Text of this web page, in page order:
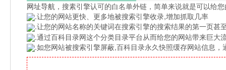
网址导航 ，搜素引擎认可的白名单外链，简单来说就是可以给
.让您的网站更快、更多地被搜索引擎收录,增加抓取几率
.让您的网站名称的关键词在搜索引擎的搜索结果的第一页甚
.通过百科目录网这个分类目录平台从而给您的网站带来巨大
.如您网站被搜索引擎屏蔽,百科目录永久快照缓存网站信息